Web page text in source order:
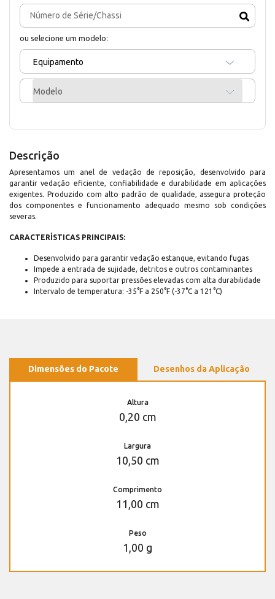
ou selecione um modelo:
Equipamento
Modelo
Descrição
Apresentamos um anel de vedação de reposição, desenvolvido para
garantir vedação eficiente, confiabilidade e durabilidade em aplicações
exigentes. Produzido com alto padrão de qualidade, assegura proteção
dos componentes e funcionamento adequado mesmo sob condições
severas.
CARACTERÍSTICAS PRINCIPAIS:
Desenvolvido para garantir vedação estanque, evitando fugas
Impede a entrada de sujidade, detritos e outros contaminantes
Produzido para suportar pressões elevadas com alta durabilidade
Intervalo de temperatura: -35°F a 250°F (-37°C a 121°C)
Dimensões do Pacote Desenhos da Aplicação
Altura
0,20 cm
Largura
10,50 cm
Comprimento
11,00 cm
Peso
1,00 g